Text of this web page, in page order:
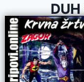
DUH